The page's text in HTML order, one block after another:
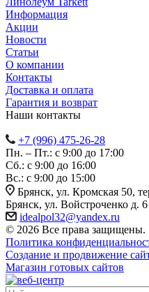
Информация
Акции
Новости
Статьи
О компании
Контакты
Доставка и оплата
Гарантия и возврат
Наши контакты
+7 (996) 475-26-28
Пн. – Пт.: с 9:00 до 17:00
Сб.: с 9:00 до 16:00
Bc.: с 9:00 до 15:00
Брянск, ул. Кромская 50,
Брянск, ул. Войстроченко д. 6
idealpol32@yandex.ru
© 2026 Все права защищены.
Политика
Создание и продвижение
Магазин готовых сайтов